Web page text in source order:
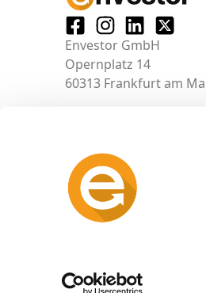
Envestor GmbH
Opernplatz 14
60313 Frankfurt am
© 2026 envestor.de